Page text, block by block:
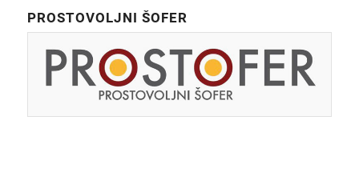
PROSTOVOLJNI ŠOFER